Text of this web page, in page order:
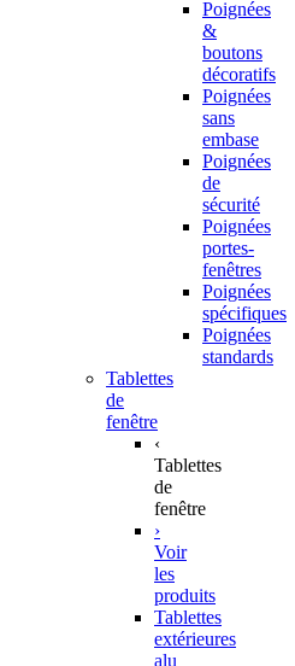
Poignées
&
boutons
décoratifs
Poignées
sans
embase
Poignées
de
sécurité
Poignées
portes-
fenêtres
Poignées
spécifiques
Poignées
standards
Tablettes
de
fenêtre
‹
Tablettes
de
fenêtre
›
Voir
les
produits
Tablettes
extérieures
alu